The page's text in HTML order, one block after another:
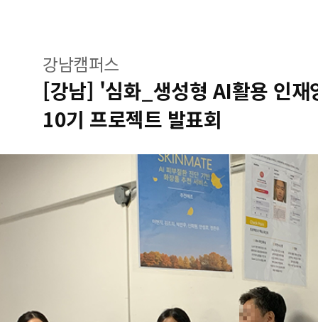
강남캠퍼스
[강남] '심화_생성형 AI활용 인재
10기 프로젝트 발표회